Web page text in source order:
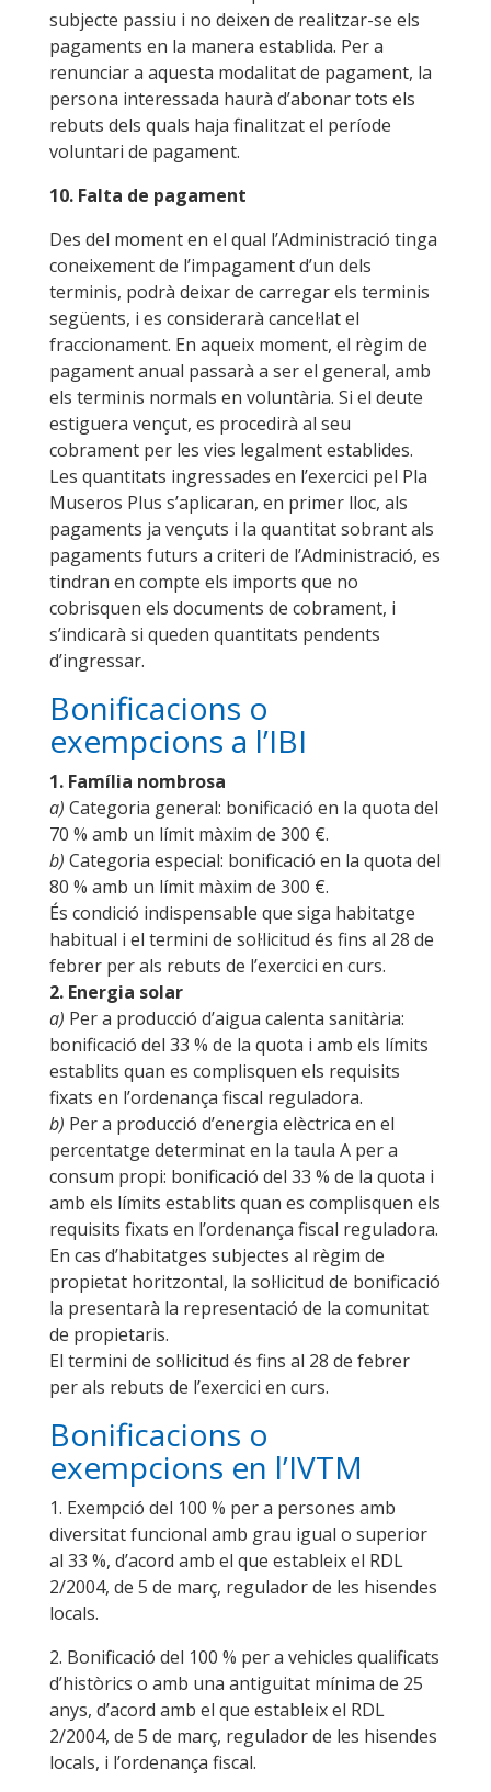
subjecte passiu i no deixen de realitzar-se els
pagaments en la manera establida. Per a
renunciar a aquesta modalitat de pagament, la
persona interessada haurà d’abonar tots els
rebuts dels quals haja finalitzat el període
voluntari de pagament.
10. Falta de pagament
Des del moment en el qual l’Administració tinga
coneixement de l’impagament d’un dels
terminis, podrà deixar de carregar els terminis
següents, i es considerarà cancel·lat el
fraccionament. En aqueix moment, el règim de
pagament anual passarà a ser el general, amb
els terminis normals en voluntària. Si el deute
estiguera vençut, es procedirà al seu
cobrament per les vies legalment establides.
Les quantitats ingressades en l’exercici pel Pla
Museros Plus s’aplicaran, en primer lloc, als
pagaments ja vençuts i la quantitat sobrant als
pagaments futurs a criteri de l’Administració, es
tindran en compte els imports que no
cobrisquen els documents de cobrament, i
s’indicarà si queden quantitats pendents
d’ingressar.
Bonificacions o
exempcions a l’IBI
1. Família nombrosa
a) Categoria general: bonificació en la quota del
70 % amb un límit màxim de 300 €.
b) Categoria especial: bonificació en la quota del
80 % amb un límit màxim de 300 €.
És condició indispensable que siga habitatge
habitual i el termini de sol·licitud és fins al 28 de
febrer per als rebuts de l’exercici en curs.
2. Energia solar
a) Per a producció d’aigua calenta sanitària:
bonificació del 33 % de la quota i amb els límits
establits quan es complisquen els requisits
fixats en l’ordenança fiscal reguladora.
b) Per a producció d’energia elèctrica en el
percentatge determinat en la taula A per a
consum propi: bonificació del 33 % de la quota i
amb els límits establits quan es complisquen els
requisits fixats en l’ordenança fiscal reguladora.
En cas d’habitatges subjectes al règim de
propietat horitzontal, la sol·licitud de bonificació
la presentarà la representació de la comunitat
de propietaris.
El termini de sol·licitud és fins al 28 de febrer
per als rebuts de l’exercici en curs.
Bonificacions o
exempcions en l’IVTM
1. Exempció del 100 % per a persones amb
diversitat funcional amb grau igual o superior
al 33 %, d’acord amb el que estableix el RDL
2/2004, de 5 de març, regulador de les hisendes
locals.
2. Bonificació del 100 % per a vehicles qualificats
d’històrics o amb una antiguitat mínima de 25
anys, d’acord amb el que estableix el RDL
2/2004, de 5 de març, regulador de les hisendes
locals, i l’ordenança fiscal.